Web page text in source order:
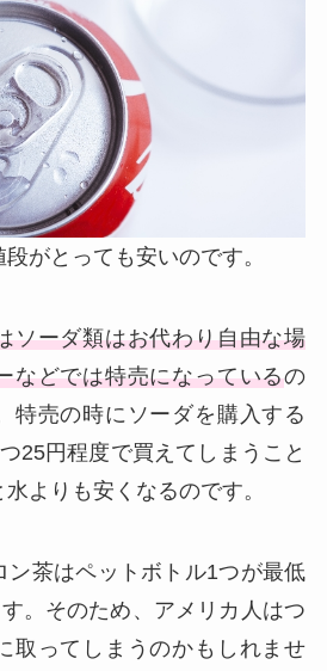
がとっても安いのです。
ソーダ類はお代わり自由な場
などでは特売になっているの
特売の時にソーダを購入する
25円程度で買えてしまうこと
よりも安くなるのです。
ン茶はペットボトル1つが最低
。そのため、アメリカ人はつ
取ってしまうのかもしれませ